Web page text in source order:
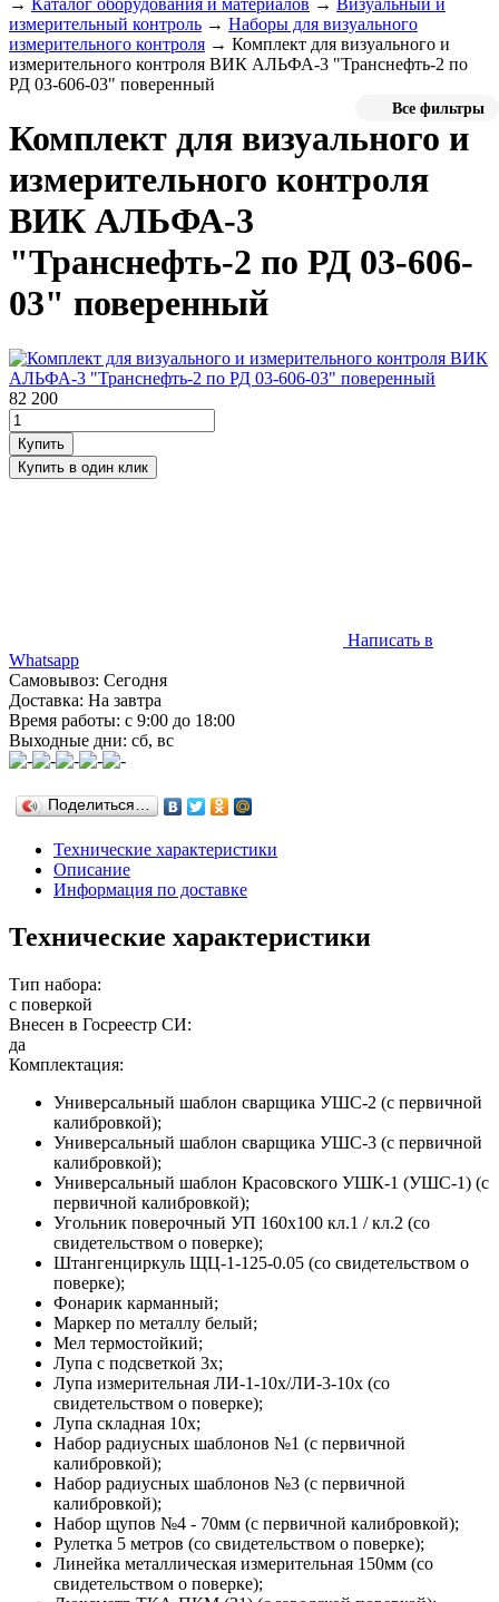
→ Каталог оборудования и материалов → Визуальный и
измерительный контроль → Наборы для визуального
измерительного контроля → Комплект для визуального и
измерительного контроля ВИК АЛЬФА-3 "Транснефть-2 по
РД 03-606-03" поверенный
Все фильтры
Комплект для визуального и
измерительного контроля
ВИК АЛЬФА-3
"Транснефть-2 по РД 03-606-
03" поверенный
82 200
Написать в
Whatsapp
Самовывоз: Сегодня
Доставка: На завтра
Время работы: с 9:00 до 18:00
Выходные дни: сб, вс
Поделиться…
Технические характеристики
Описание
Информация по доставке
Технические характеристики
Тип набора:
с поверкой
Внесен в Госреестр СИ:
да
Комплектация:
Универсальный шаблон сварщика УШС-2 (с первичной
калибровкой);
Универсальный шаблон сварщика УШС-3 (с первичной
калибровкой);
Универсальный шаблон Красовского УШК-1 (УШС-1) (с
первичной калибровкой);
Угольник поверочный УП 160х100 кл.1 / кл.2 (со
свидетельством о поверке);
Штангенциркуль ЩЦ-1-125-0.05 (со свидетельством о
поверке);
Фонарик карманный;
Маркер по металлу белый;
Мел термостойкий;
Лупа с подсветкой 3х;
Лупа измерительная ЛИ-1-10х/ЛИ-3-10х (со
свидетельством о поверке);
Лупа складная 10х;
Набор радиусных шаблонов №1 (с первичной
калибровкой);
Набор радиусных шаблонов №3 (с первичной
калибровкой);
Набор щупов №4 - 70мм (с первичной калибровкой);
Рулетка 5 метров (со свидетельством о поверке);
Линейка металлическая измерительная 150мм (со
свидетельством о поверке);